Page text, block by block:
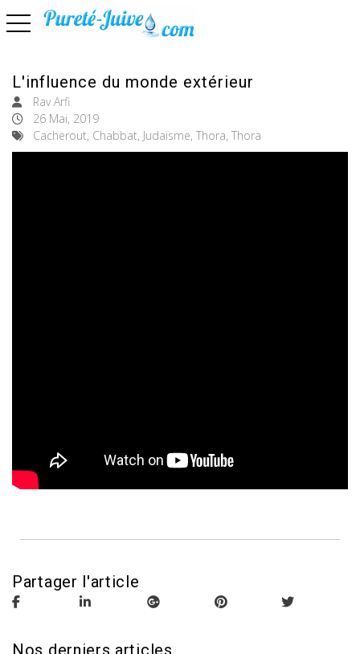
basculer la navigation
L'influence du monde extérieur
Rav Arfi
26 Mai, 2019
Cacherout, Chabbat, Judaïsme, Thora, Thora
Partager l'article
Nos derniers articles